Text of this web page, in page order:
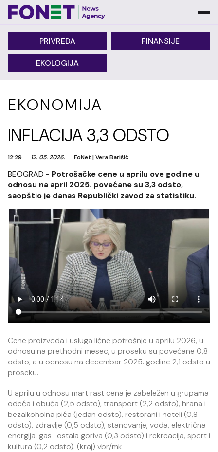
PRIVREDA FINANSIJE
EKOLOGIJA
EKONOMIJA
INFLACIJA 3,3 ODSTO
12:29 12. 05. 2026. FoNet |Vera Barišić
BEOGRAD - Potrošačke cene u aprilu ove godine u
odnosu na april 2025. povećane su 3,3 odsto,
saopštio je danas Republički zavod za statistiku.
Cene proizvoda i usluga lične potrošnje u aprilu 2026, u
odnosu na prethodni mesec, u proseku su povećane 0,8
odsto, a u odnosu na decembar 2025. godine 2,1 odsto u
proseku.
U aprilu u odnosu mart rast cena je zabeležen u grupama
odeća i obuća (2,5 odsto), transport (2,2 odsto), hrana i
bezalkoholna pića (jedan odsto), restorani i hoteli (0,8
odsto), zdravlje (0,5 odsto), stanovanje, voda, električna
energija, gas i ostala goriva (0,3 odsto) i rekreacija, sport i
kultura (0,2 odsto). (kraj) vbr/mk